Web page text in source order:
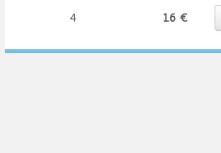
4 16 €